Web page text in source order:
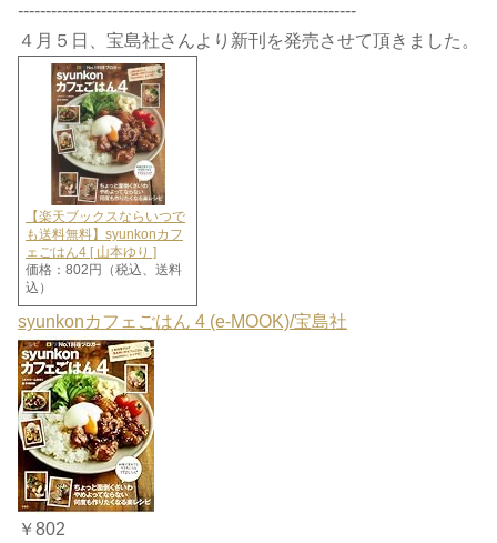
-------------------------------------------------------------
４月５日、宝島社さんより新刊を発売させて頂きました。
【楽天ブックスならいつで
も送料無料】syunkonカフ
ェごはん4 [ 山本ゆり ]
価格：802円（税込、送料
込）
syunkonカフェごはん 4 (e-MOOK)/宝島社
￥802